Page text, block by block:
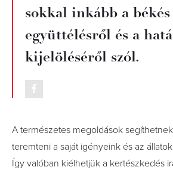
sokkal inkább a békés
együttélésről és a
kijelöléséről szól.
A természetes megoldások
teremteni a saját igényeink és az
Így valóban kiélhetjük a kertészkedés